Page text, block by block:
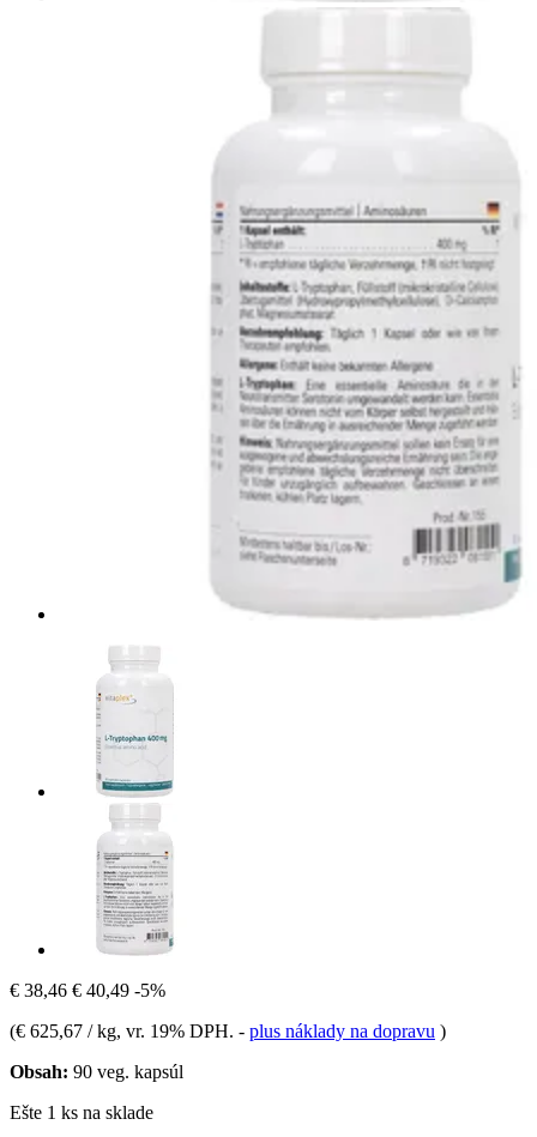
€ 38,46 € 40,49 -5%
(€ 625,67 / kg, vr. 19% DPH. - plus náklady na dopravu )
Obsah: 90 veg. kapsúl
Ešte 1 ks na sklade